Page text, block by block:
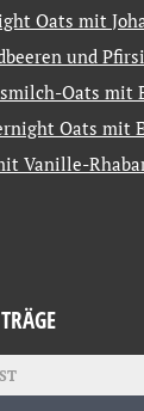
Oats mit
und
Oats mit
Oats mit
Vanille-